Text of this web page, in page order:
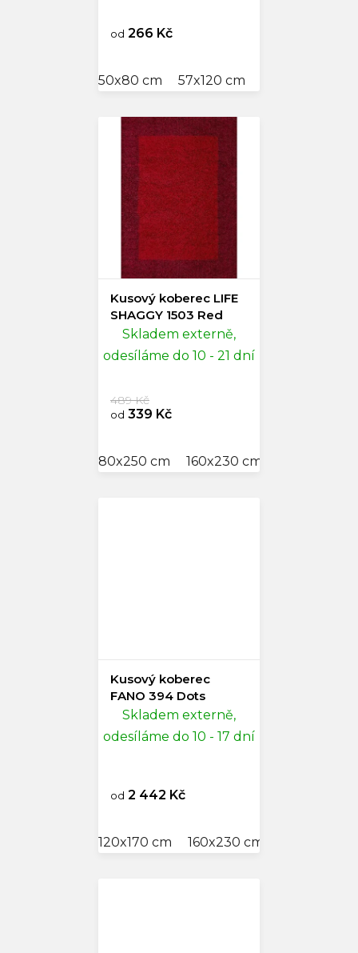
od 266 Kč
50x80 cm 57x120 cm
Kusový koberec LIFE
SHAGGY 1503 Red
Skladem externě,
odesíláme do 10 - 21 dní
od 339 Kč
489 Kč
80x250 cm 160x230 cm
Kusový koberec
FANO 394 Dots
Skladem externě,
odesíláme do 10 - 17 dní
od 2 442 Kč
120x170 cm 160x230 cm